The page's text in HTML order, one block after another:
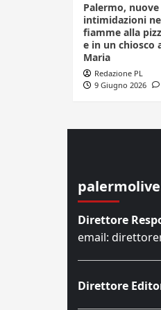
Palermo, nuove
intimidazioni
fiamme alla
e in un chiosco
Maria
Redazione PL
9 Giugno 2026
Direttore
email:
Direttore